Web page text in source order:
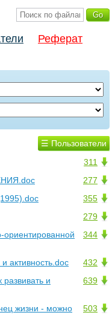
Реферат
☰ Пользователи
311
277
355
279
344
ориентированной
432
активность.doc
639
и
503
жизни - можно